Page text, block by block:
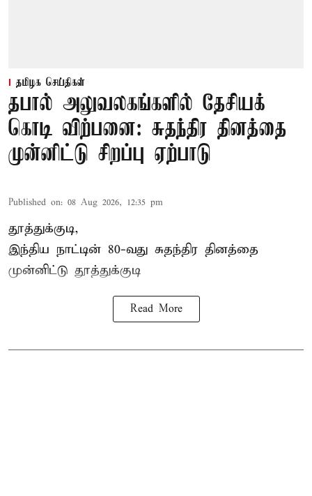
தமிழக செய்திகள்
தபால் அலுவலகங்களில் தேசியக்
கொடி விற்பனை: சுதந்திர தினத்தை
முன்னிட்டு சிறப்பு ஏற்பாடு
Published on: 08 Aug 2026, 12:35 pm
தூத்துக்குடி,
இந்திய நாட்டின் 80-வது சுதந்திர தினத்தை
முன்னிட்டு தூத்துக்குடி
Read More